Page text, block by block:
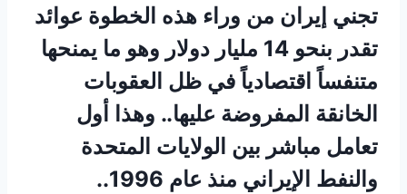
تجني إيران من وراء هذه الخطوة عوائد
تقدر بنحو 14 مليار دولار وهو ما يمنحها
متنفساً اقتصادياً في ظل العقوبات
الخانقة المفروضة عليها.. وهذا أول
تعامل مباشر بين الولايات المتحدة
والنفط الإيراني منذ عام 1996..